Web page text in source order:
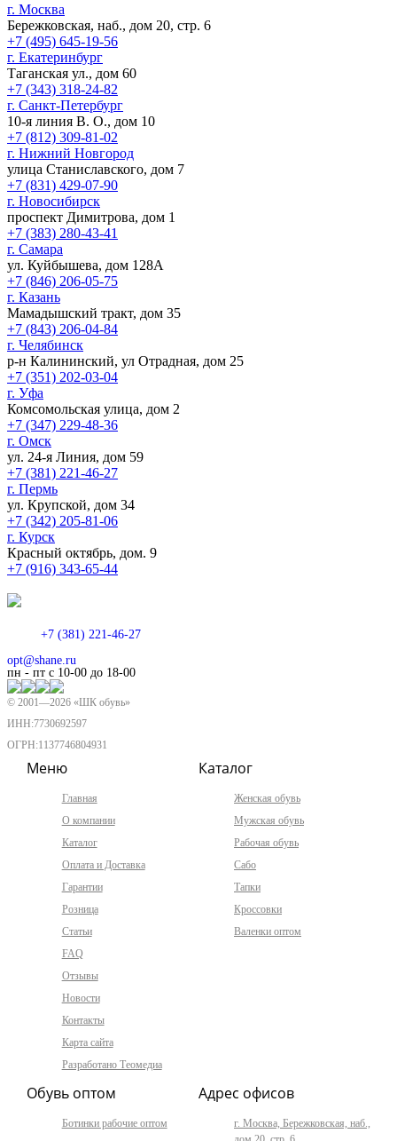
г. Москва
Бережковская, наб., дом 20, стр. 6
+7 (495) 645-19-56
г. Екатеринбург
Таганская ул., дом 60
+7 (343) 318-24-82
г. Санкт-Петербург
10-я линия В. О., дом 10
+7 (812) 309-81-02
г. Нижний Новгород
улица Станиславского, дом 7
+7 (831) 429-07-90
г. Новосибирск
проспект Димитрова, дом 1
+7 (383) 280-43-41
г. Самара
ул. Куйбышева, дом 128А
+7 (846) 206-05-75
г. Казань
Мамадышский тракт, дом 35
+7 (843) 206-04-84
г. Челябинск
р-н Калининский, ул Отрадная, дом 25
+7 (351) 202-03-04
г. Уфа
Комсомольская улица, дом 2
+7 (347) 229-48-36
г. Омск
ул. 24-я Линия, дом 59
+7 (381) 221-46-27
г. Пермь
ул. Крупской, дом 34
+7 (342) 205-81-06
г. Курск
Красный октябрь, дом. 9
+7 (916) 343-65-44
+7 (381) 221-46-27
opt@shane.ru
пн - пт с 10-00 до 18-00
© 2001—2026 «ШК обувь»
ИНН:7730692597
ОГРН:1137746804931
Меню
Главная
О компании
Каталог
Оплата и Доставка
Гарантии
Розница
Статьи
FAQ
Отзывы
Новости
Контакты
Карта сайта
Разработано Теомедиа
Каталог
Женская обувь
Мужская обувь
Рабочая обувь
Сабо
Тапки
Кроссовки
Валенки оптом
Обувь оптом
Ботинки рабочие оптом
Адрес офисов
г. Москва, Бережковская, наб.,